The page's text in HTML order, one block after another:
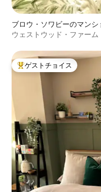
ブロウ・ソワビーのマンシ
ウェストウッド・ファーム
大好評のゲストチョイスで
ゲストチョイス